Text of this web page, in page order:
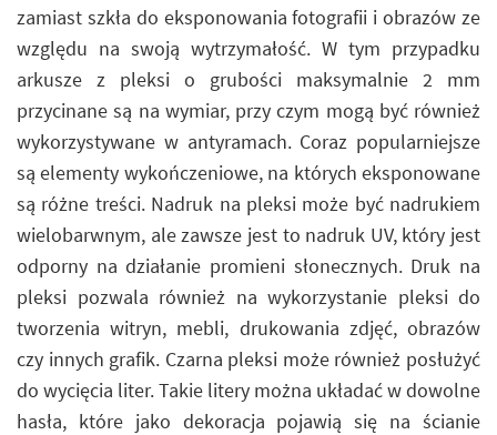
zamiast szkła do eksponowania fotografii i obrazów ze
względu na swoją wytrzymałość. W tym przypadku
arkusze z pleksi o grubości maksymalnie 2 mm
przycinane są na wymiar, przy czym mogą być również
wykorzystywane w antyramach. Coraz popularniejsze
są elementy wykończeniowe, na których eksponowane
są różne treści. Nadruk na pleksi może być nadrukiem
wielobarwnym, ale zawsze jest to nadruk UV, który jest
odporny na działanie promieni słonecznych. Druk na
pleksi pozwala również na wykorzystanie pleksi do
tworzenia witryn, mebli, drukowania zdjęć, obrazów
czy innych grafik. Czarna pleksi może również posłużyć
do wycięcia liter. Takie litery można układać w dowolne
hasła, które jako dekoracja pojawią się na ścianie